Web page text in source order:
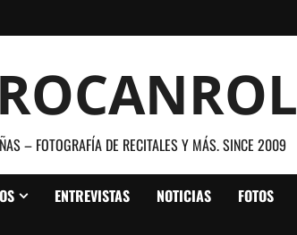
– FOTOGRAFÍA DE RECITALES Y MÁS. SINCE 2009
ENTREVISTAS NOTICIAS FOTOS